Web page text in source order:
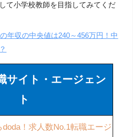
て小学校教師を目指してみてくだ
年収の中央値は240～456万円！中
サイト・エージェン
ト
！求人数No.1転職エージ